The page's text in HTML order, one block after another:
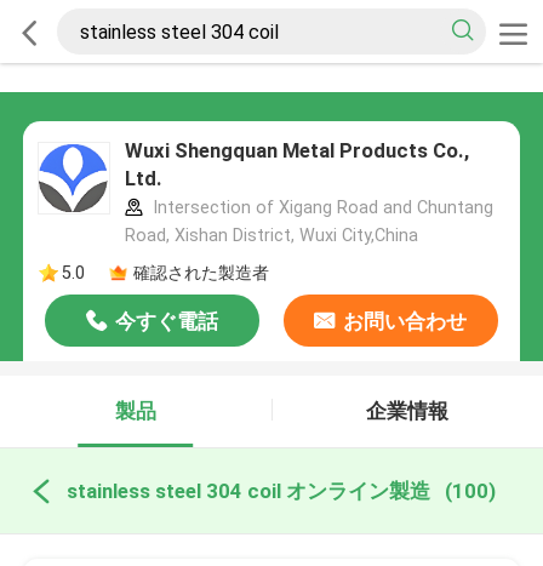
Wuxi Shengquan Metal Products Co.,
Ltd.
Intersection of Xigang Road and Chuntang
Road, Xishan District, Wuxi City,China
5.0
確認された製造者
今すぐ電話 お問い合わせ
製品 企業情報
stainless steel 304 coil オンライン製造 (100)